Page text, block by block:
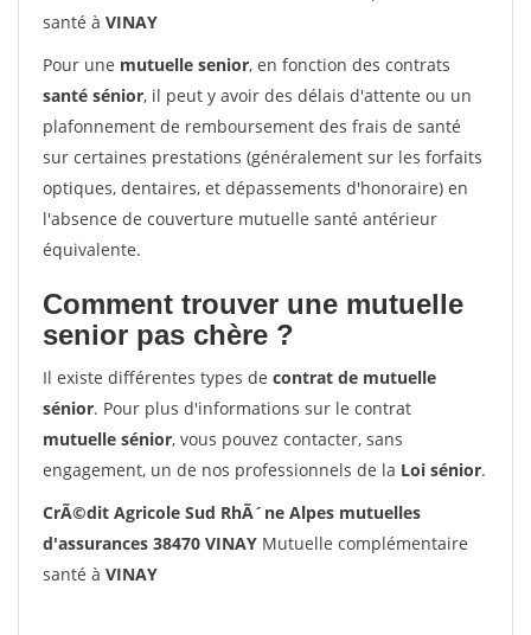
santé à VINAY
Pour une mutuelle senior, en fonction des contrats
santé sénior, il peut y avoir des délais d'attente ou un
plafonnement de remboursement des frais de santé
sur certaines prestations (généralement sur les forfaits
optiques, dentaires, et dépassements d'honoraire) en
l'absence de couverture mutuelle santé antérieur
équivalente.
Comment trouver une mutuelle
senior pas chère ?
Il existe différentes types de contrat de mutuelle
sénior. Pour plus d'informations sur le contrat
mutuelle sénior, vous pouvez contacter, sans
engagement, un de nos professionnels de la Loi sénior.
CrÃ©dit Agricole Sud RhÃ´ne Alpes mutuelles
d'assurances 38470 VINAY Mutuelle complémentaire
santé à VINAY